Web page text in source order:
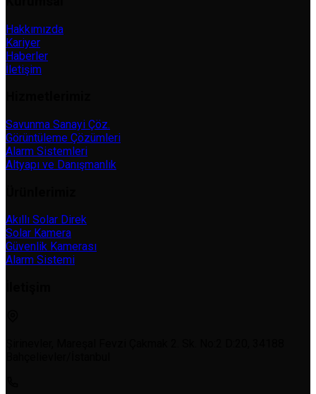
Hakkımızda
Kariyer
Haberler
İletişim
Savunma Sanayi Çöz.
Görüntüleme Çözümleri
Alarm Sistemleri
Altyapı ve Danışmanlık
Akıllı Solar Direk
Solar Kamera
Güvenlik Kamerası
Alarm Sistemi